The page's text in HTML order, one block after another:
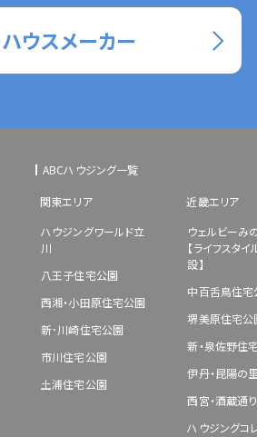
ウスメーカー
ABCハウジング一覧
関東エリア
ハウジングワールド立
川
八王子住宅公園
西湘・小田原住宅公園
新･川崎住宅公園
市川住宅公園
土浦住宅公園
近畿エリア
ウェルビーみ
【ライフスタ
設】
中百舌鳥住宅
堺美原住宅公
新・泉佐野住
伊丹・昆陽の
西宮・酒蔵通
ハウジングコ